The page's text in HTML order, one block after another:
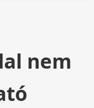
nem